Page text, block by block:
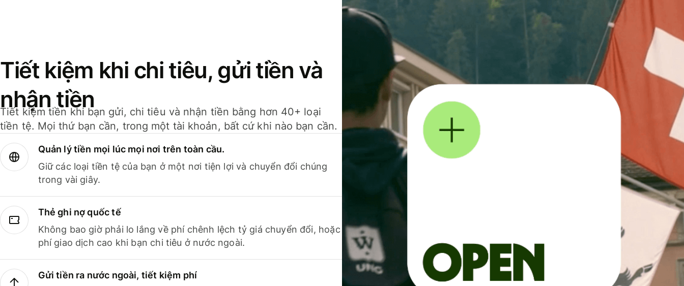
Tiết kiệm khi chi tiêu, gửi tiền và
nhận tiền
Tiết kiệm tiền khi bạn gửi, chi tiêu và nhận tiền bằng hơn 40+ loại
tiền tệ. Mọi thứ bạn cần, trong một tài khoản, bất cứ khi nào bạn cần.
Quản lý tiền mọi lúc mọi nơi trên toàn cầu.
Giữ các loại tiền tệ của bạn ở một nơi tiện lợi và chuyển đổi chúng
trong vài giây.
Thẻ ghi nợ quốc tế
Không bao giờ phải lo lắng về phí chênh lệch tỷ giá chuyển đổi, hoặc
phí giao dịch cao khi bạn chi tiêu ở nước ngoài.
Gửi tiền ra nước ngoài, tiết kiệm phí